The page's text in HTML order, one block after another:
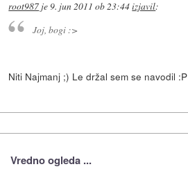
root987 je9. jun 2011 ob 23:44izjavil:
Joj, bogi :>
Niti Najmanj ;) Le držal sem se navodil :P
Vredno ogleda ...